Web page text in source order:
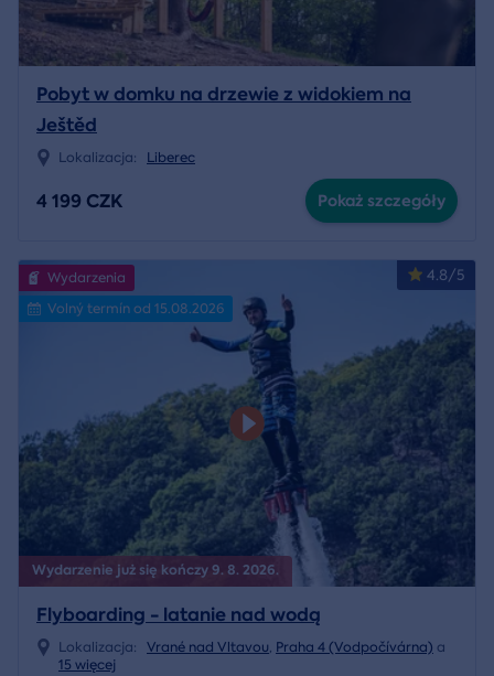
Pobyt w domku na drzewie z widokiem na
Ještěd
Lokalizacja: Liberec
4 199 CZK Pokaż szczegóły
Wydarzenie już się kończy 9. 8. 2026.
4.8/5
Wydarzenia
Volný termín od 15.08.2026
Flyboarding - latanie nad wodą
Lokalizacja: Vrané nad Vltavou, Praha 4 (Vodpočívárna) a
15 więcej